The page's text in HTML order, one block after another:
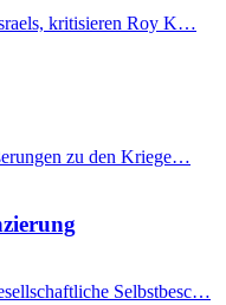
kritisieren Roy K…
zu den Kriege…
Selbstbesc…